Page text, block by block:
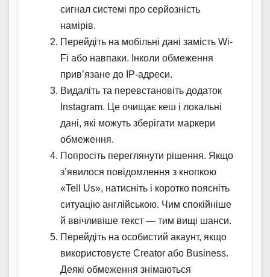
сигнал системі про серйозність
намірів.
Перейдіть на мобільні дані замість Wi-
Fi або навпаки. Інколи обмеження
прив’язане до IP-адреси.
Видаліть та перевстановіть додаток
Instagram. Це очищає кеш і локальні
дані, які можуть зберігати маркери
обмеження.
Попросіть переглянути рішення. Якщо
з’явилося повідомлення з кнопкою
«Tell Us», натисніть і коротко поясніть
ситуацію англійською. Чим спокійніше
й ввічливіше текст — тим вищі шанси.
Перейдіть на особистий акаунт, якщо
використовуєте Creator або Business.
Деякі обмеження знімаються